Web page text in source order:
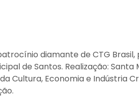
diamante de CTG
de Santos. Realização:
Cultura, Economia e Indústria